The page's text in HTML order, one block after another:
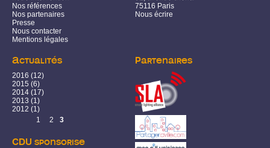
Nos références
Nos partenaires
Presse
Nous contacter
Mentions légales
75116 Paris
Nous écrire
Actualités
2016 (12)
2015 (6)
2014 (17)
2013 (1)
2012 (1)
Pages1 2 3
CDU sponsorise
Partenaires